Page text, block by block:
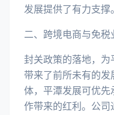
发展提供了有力支撑。
二、跨境电商与免税
封关政策的落地，
带来了前所未有的
体，平潭发展可优
作带来的红利。公